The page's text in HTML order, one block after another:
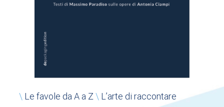
\ Le favole da A a Z\ L’arte di raccontare